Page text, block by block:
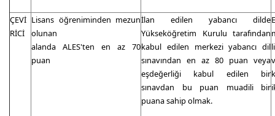
ÇEVİ
RİCİ
Lisans öğreniminden mezun
olunan
alanda ALES'ten en az 70
puan
İlan edilen yabancı dilde
Yükseköğretim Kurulu tarafından
kabul edilen merkezi yabancı dil
sınavından en az 80 puan veya
eşdeğerliği kabul edilen bir
sınavdan bu puan muadili bir
puana sahip olmak.